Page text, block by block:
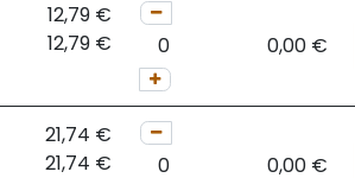
12,79 €
12,79 € 0,00 €
21,74 €
21,74 € 0,00 €